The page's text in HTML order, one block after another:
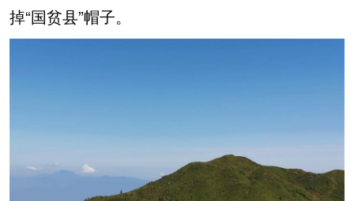
掉“国贫县”帽子。